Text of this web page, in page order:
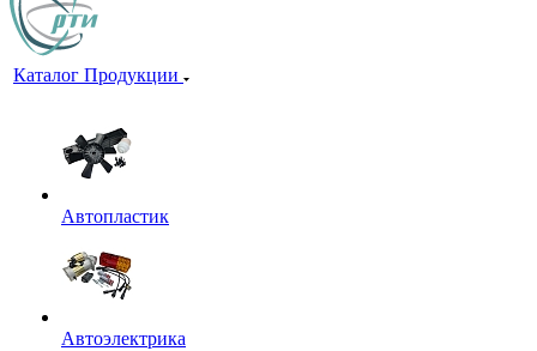
Каталог Продукции
Автопластик
Автоэлектрика